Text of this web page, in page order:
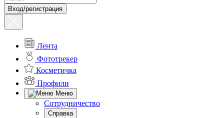
Вход/регистрация
Лента
Фототрекер
Косметичка
Профили
Меню
Сотрудничество
Справка